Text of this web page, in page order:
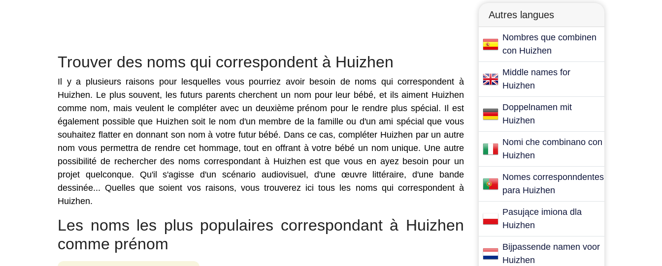
Trouver des noms qui correspondent à Huizhen
Il y a plusieurs raisons pour lesquelles vous pourriez avoir besoin de noms qui correspondent à
Huizhen. Le plus souvent, les futurs parents cherchent un nom pour leur bébé, et ils aiment Huizhen
comme nom, mais veulent le compléter avec un deuxième prénom pour le rendre plus spécial. Il est
également possible que Huizhen soit le nom d'un membre de la famille ou d'un ami spécial que vous
souhaitez flatter en donnant son nom à votre futur bébé. Dans ce cas, compléter Huizhen par un autre
nom vous permettra de rendre cet hommage, tout en offrant à votre bébé un nom unique. Une autre
possibilité de rechercher des noms correspondant à Huizhen est que vous en ayez besoin pour un
projet quelconque. Qu'il s'agisse d'un scénario audiovisuel, d'une œuvre littéraire, d'une bande
dessinée... Quelles que soient vos raisons, vous trouverez ici tous les noms qui correspondent à
Huizhen.
Les noms les plus populaires correspondant à Huizhen
comme prénom
Autres langues
Nombres que combinen
con Huizhen
Middle names for
Huizhen
Doppelnamen mit
Huizhen
Nomi che combinano con
Huizhen
Nomes corresponndentes
para Huizhen
Pasujące imiona dla
Huizhen
Bijpassende namen voor
Huizhen